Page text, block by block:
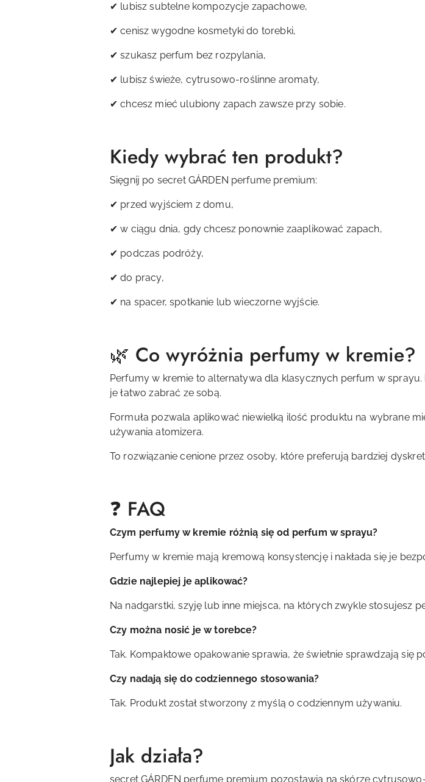
✔ lubisz subtelne kompozycje zapachowe,
✔ cenisz wygodne kosmetyki do torebki,
✔ szukasz perfum bez rozpylania,
✔ lubisz świeże, cytrusowo-roślinne aromaty,
✔ chcesz mieć ulubiony zapach zawsze przy sobie.
Kiedy wybrać ten produkt?
Sięgnij po secret GÁRDEN perfume premium:
✔ przed wyjściem z domu,
✔ w ciągu dnia, gdy chcesz ponownie zaaplikować zapach,
✔ podczas podróży,
✔ do pracy,
✔ na spacer, spotkanie lub wieczorne wyjście.
🌿 Co wyróżnia perfumy w kremie?
Perfumy w kremie to alternatywa dla klasycznych perfum w
je łatwo zabrać ze sobą.
Formuła pozwala aplikować niewielką ilość produktu na wybrane
używania atomizera.
To rozwiązanie cenione przez osoby, które preferują bardziej
❓ FAQ
Czym perfumy w kremie różnią się od perfum w sprayu?
Perfumy w kremie mają kremową konsystencję i nakłada się je
Gdzie najlepiej je aplikować?
Na nadgarstki, szyję lub inne miejsca, na których zwykle stosujesz
Czy można nosić je w torebce?
Tak. Kompaktowe opakowanie sprawia, że świetnie sprawdzają się
Czy nadają się do codziennego stosowania?
Tak. Produkt został stworzony z myślą o codziennym używaniu.
Jak działa?
secret GÁRDEN perfume premium pozostawia na skórze